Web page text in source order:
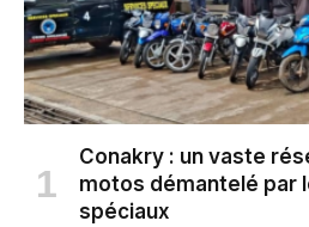
Conakry : un vaste
motos démantelé par
spéciaux